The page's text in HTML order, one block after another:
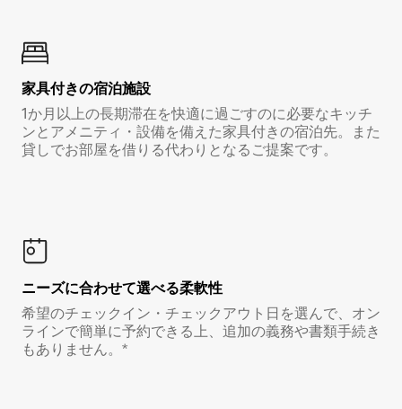
家具付き⁠の宿⁠泊⁠施⁠設
1か月以上の長期滞在を快適に過ごすのに必要なキッチ
ンとアメニティ・設備を備えた家具付きの宿泊先。また
貸しでお部屋を借りる代わりとなるご提案です。
ニーズに合わせて選べる柔軟性
希望のチェックイン・チェックアウト日を選んで、オン
ラインで簡単に予約できる上、追加の義務や書類手続き
もありません。*